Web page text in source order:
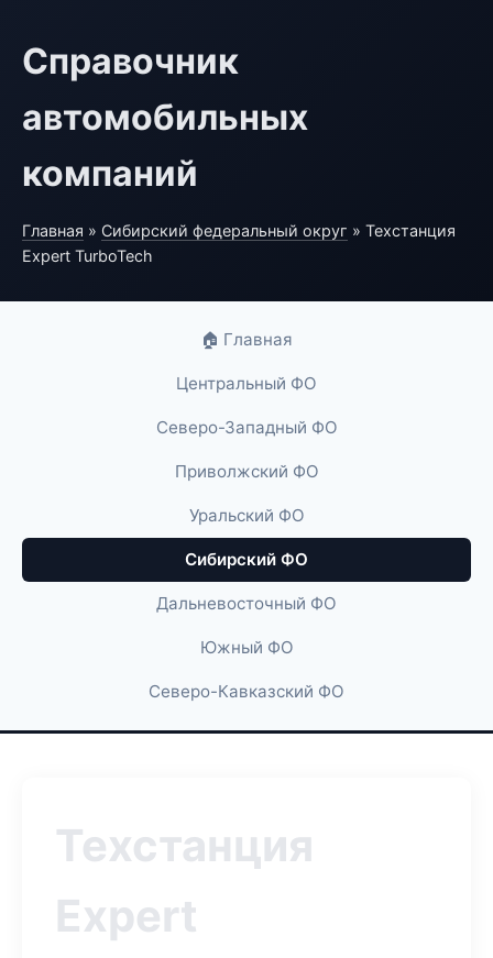
Справочник
автомобильных
компаний
Главная » Сибирский федеральный округ » Техстанция
Expert TurboTech
🏠 Главная
Центральный ФО
Северо-Западный ФО
Приволжский ФО
Уральский ФО
Сибирский ФО
Дальневосточный ФО
Южный ФО
Северо-Кавказский ФО
Техстанция
Expert